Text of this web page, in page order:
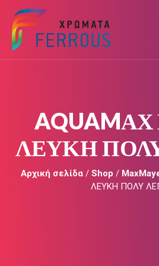
ΛΕΥΚΗ
Αρχική σελίδα / Shop /
ΛΕΥΚΗ ΠΟΛΥ